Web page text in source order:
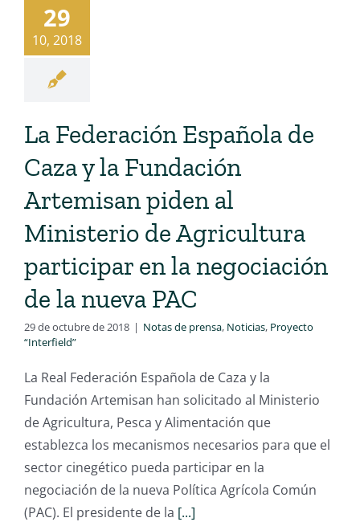
29
10, 2018
La Federación Española de
Caza y la Fundación
Artemisan piden al
Ministerio de Agricultura
participar en la negociación
de la nueva PAC
29 de octubre de 2018 | Notas de prensa, Noticias, Proyecto
“Interfield”
La Real Federación Española de Caza y la
Fundación Artemisan han solicitado al Ministerio
de Agricultura, Pesca y Alimentación que
establezca los mecanismos necesarios para que el
sector cinegético pueda participar en la
negociación de la nueva Política Agrícola Común
(PAC). El presidente de la [...]